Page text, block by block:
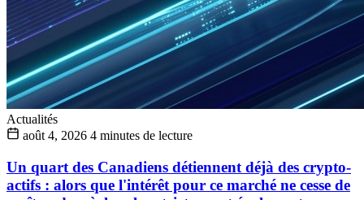
Actualités
août 4, 2026 4 minutes de lecture
Un quart des Canadiens détiennent déjà des crypto-
actifs : alors que l'intérêt pour ce marché ne cesse de